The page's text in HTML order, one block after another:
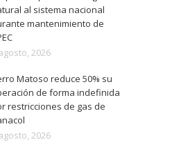
al sistema nacional
mantenimiento de
2026
Matoso reduce 50% su
de forma indefinida
restricciones de gas de
2026